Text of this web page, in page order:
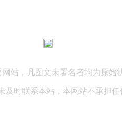
站，凡图文未署名者均为原始
时联系本站，本网站不承担任